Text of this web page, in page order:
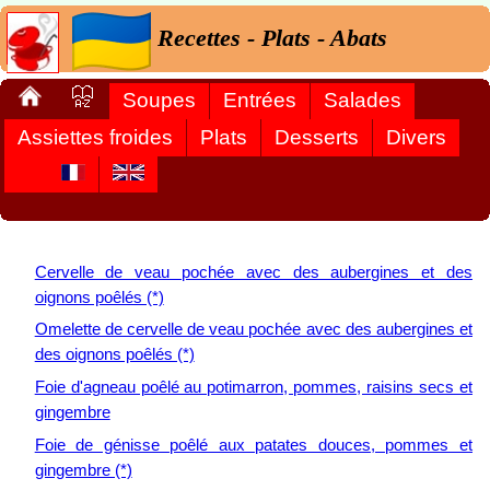
Recettes - Plats - Abats
Soupes Entrées
Salades
Assiettes froides
Plats Desserts Divers
Cervelle de veau pochée avec des aubergines et des
oignons poêlés (*)
Omelette de cervelle de veau pochée avec des aubergines et
des oignons poêlés (*)
Foie d'agneau poêlé au potimarron, pommes, raisins secs et
gingembre
Foie de génisse poêlé aux patates douces, pommes et
gingembre (*)